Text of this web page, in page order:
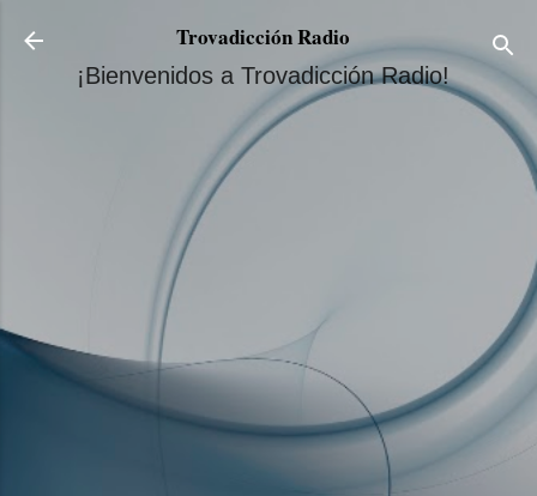
Ir al contenido principal
Trovadicción Radio
¡Bienvenidos a Trovadicción Radio!